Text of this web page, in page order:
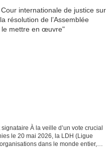
À la veille d’un vote crucial
le 20 mai 2026, la LDH (Ligue
dans le monde entier,